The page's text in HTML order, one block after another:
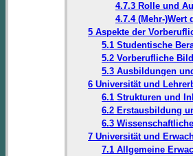
4.7.3 Rolle und
4.7.4 (Mehr-)Wert
5 Aspekte der
5.1 Studentische
5.2 Vorberufliche
5.3 Ausbildungen
6 Universität und
6.1 Strukturen und
6.2 Erstausbildung
6.3
7 Universität und
7.1 Allgemeine